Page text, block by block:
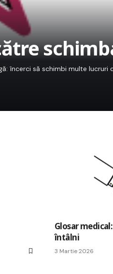
încerci să schimbi multe
Glosar
întâlni
3 Martie 2026